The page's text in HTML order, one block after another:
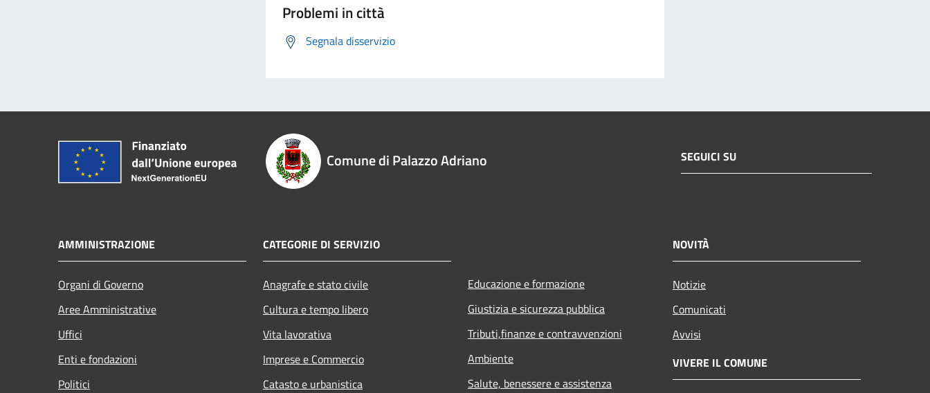
Problemi in città
Segnala disservizio
Comune di Palazzo Adriano SEGUICI SU
AMMINISTRAZIONE
Organi di Governo
Aree Amministrative
Uffici
Enti e fondazioni
Politici
CATEGORIE DI SERVIZIO
Anagrafe e stato civile
Cultura e tempo libero
Vita lavorativa
Imprese e Commercio
Catasto e urbanistica
Educazione e formazione
Giustizia e sicurezza pubblica
Tributi,finanze e contravvenzioni
Ambiente
Salute, benessere e assistenza
NOVITÀ
Notizie
Comunicati
Avvisi
VIVERE IL COMUNE